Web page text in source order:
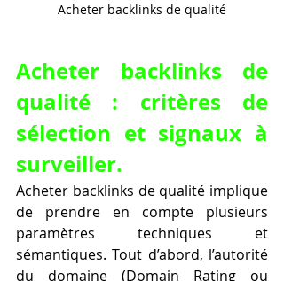
Acheter backlinks de qualité
Acheter backlinks de
qualité : critères de
sélection et signaux à
surveiller.
Acheter backlinks de qualité implique
de prendre en compte plusieurs
paramètres techniques et
sémantiques. Tout d’abord, l’autorité
du domaine (Domain Rating ou